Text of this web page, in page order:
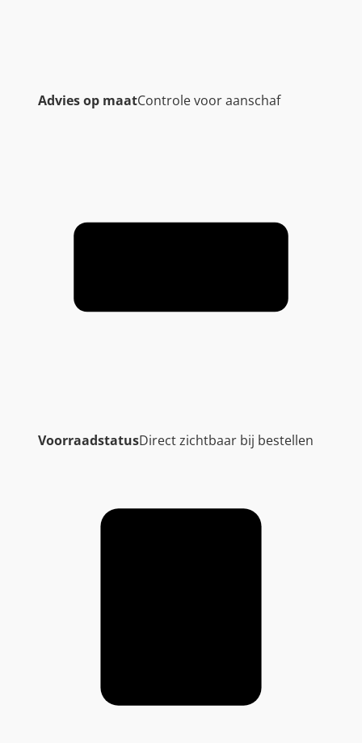
Advies op maatControle voor aanschaf
VoorraadstatusDirect zichtbaar bij bestellen